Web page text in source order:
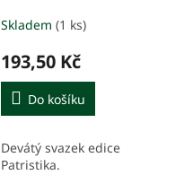
Skladem (1 ks)
193,50 Kč
Do košíku
Devátý svazek edice
Patristika.